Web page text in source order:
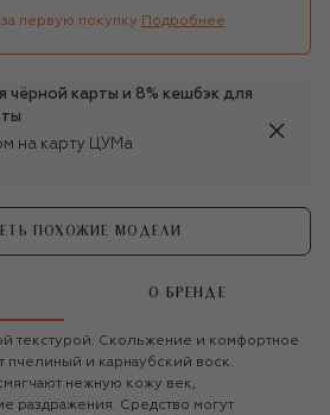
первую покупку Подробнее
чёрной карты и 8% кешбэк для
на карту ЦУМа
ПОХОЖИЕ МОДЕЛИ
О БРЕНДЕ
текстурой. Скольжение и комфортное
пчелиный и карнаубский воск.
нежную кожу век,
раздражения. Средство могут